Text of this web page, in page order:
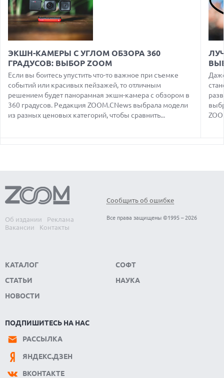
07.08.2026
HUAWEI ПРЕДСТАВИЛА УЛЬТРАЛЕГКИЙ НОУТБУК
MATEBOOK PRO S С OLED-ЭКРАНОМ
ДАННЫХ МИЛЛИОНОВ ПОЛЬЗОВАТЕЛЕЙ
07.08.2026
ЭЛЕКТРИЧЕСКИЙ ПИКАП FORD FATHOM ВРЯД ЛИ
ПОВТОРИТ УСПЕХ ЛЕГЕНДАРНЫХ МОДЕЛЕЙ КОМПАНИИ
07.08.2026
OPENAI УБРАЛА ОГРАНИЧЕНИЯ НА ТЕКСТОВЫЕ ЧАТЫ ДЛЯ
ВСЕХ ПОЛЬЗОВАТЕЛЕЙ CHATGPT
ANTHROPIC РАЗРАБАТЫВАЕТ СОБСТВЕННЫЕ ЧИПЫ ДЛЯ ИИ
08.08.2026
SUNO ВНЕДРЯЕТ ВОДЯНЫЕ ЗНАКИ ДЛЯ AI-ТРЕКОВ НА
ФОНЕ СУДЕБНЫХ РАЗБИРАТЕЛЬСТВ
ЭКШН-КАМЕРЫ С УГЛОМ ОБЗОРА 360
ГРАДУСОВ: ВЫБОР ZOOM
Если вы боитесь упустить что-то важное при съемке
событий или красивых пейзажей, то отличным
решением будет панорамная экшн-камера с обзором в
360 градусов. Редакция ZOOM.CNews выбрала модели
из разных ценовых категорий, чтобы сравнить...
Об издании
Реклама
Вакансии
Контакты
Сообщить об ошибке
Все права защищены ©1995 – 2026
КАТАЛОГ
СТАТЬИ
НОВОСТИ
СОФТ
НАУКА
ПОДПИШИТЕСЬ НА НАС
РАССЫЛКА
ЯНДЕКС.ДЗЕН
ВКОНТАКТЕ